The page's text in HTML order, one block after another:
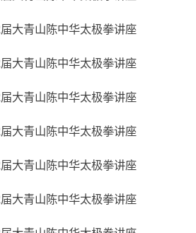
大青山陈中华太极拳讲座
大青山陈中华太极拳讲座
大青山陈中华太极拳讲座
大青山陈中华太极拳讲座
大青山陈中华太极拳讲座
大青山陈中华太极拳讲座